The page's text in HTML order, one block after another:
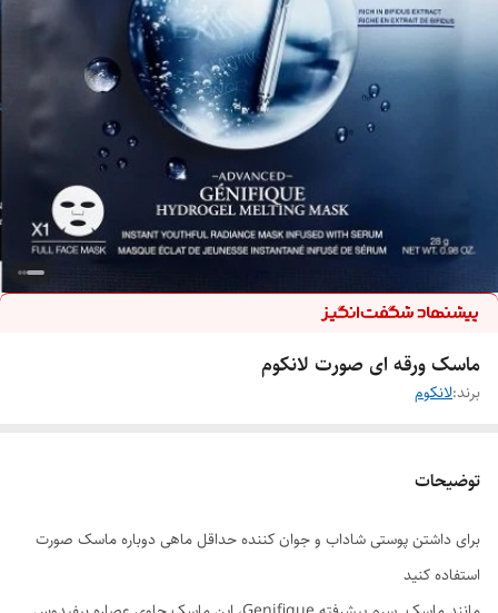
ماسک ورقه ای صورت لانکوم
برند:لانکوم
توضیحات
برای داشتن پوستی شاداب و‌ جوان کننده حداقل ماهی دوباره ماسک صورت
استفاده کنید